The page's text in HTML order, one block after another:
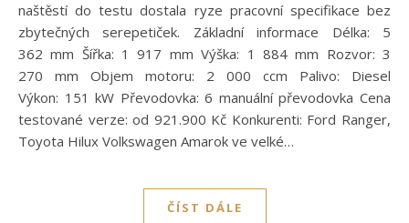
naštěstí do testu dostala ryze pracovní specifikace bez
zbytečných serepetiček. Základní informace Délka: 5
362 mm Šířka: 1 917 mm Výška: 1 884 mm Rozvor: 3
270 mm Objem motoru: 2 000 ccm Palivo: Diesel
Výkon: 151 kW Převodovka: 6 manuální převodovka Cena
testované verze: od 921.900 Kč Konkurenti: Ford Ranger,
Toyota Hilux Volkswagen Amarok ve velké…
ČÍST DÁLE